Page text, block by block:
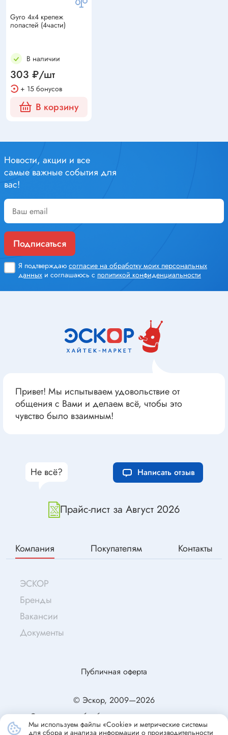
Gyro 4х4 крепеж
лопастей (4части)
В наличии
303 ₽/шт
+ 15 бонусов
В корзину
Новости, акции и все
самые важные события для
вас!
Подписаться
Я подтверждаю согласие на обработку моих персональных
данных и соглашаюсь с политикой конфиденциальности
Привет! Мы испытываем удовольствие от
общения с Вами и делаем всё, чтобы это
чувство было взаимным!
Прайс-лист за Август 2026
Не всё? Написать отзыв
Компания Покупателям Контакты
ЭСКОР
Бренды
Вакансии
Документы
© Эскор, 2009—2026
Согласие на обработку персональных данных
Публичная оферта
Мы используем файлы «Cookie» и метрические системы
для сбора и анализа информации о производительности